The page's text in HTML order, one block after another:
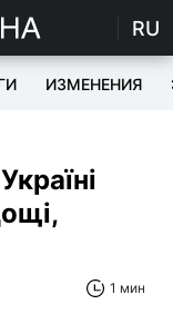
RU
ИЗМЕНЕНИЯ
1 мин